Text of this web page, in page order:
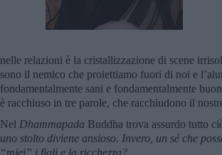
nelle relazioni è la cristallizzazione di scene
sono il nemico che proiettiamo fuori di noi e
fondamentalmente sani e fondamentalmente
è racchiuso in tre parole, che racchiudono il
Nel Dhammapada Buddha trova assurdo tutto
uno stolto diviene ansioso. Invero, un sé che
“miei” i figli e la ricchezza?